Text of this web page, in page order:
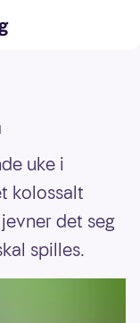
uke i
kolossalt
det seg
spilles.